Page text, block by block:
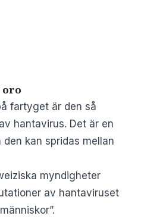
oro
fartyget är den så
hantavirus. Det är en
kan spridas mellan
myndigheter
av hantaviruset